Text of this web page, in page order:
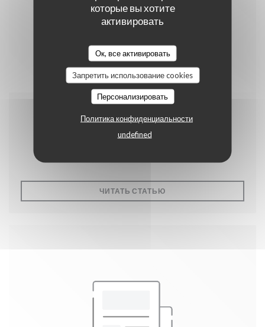
которые вы хотите
активировать
Ок, все активировать
Запретить использование cookies
Персонализировать
Политика конфиденциальности
undefined
22/07/2017
Nos avis TripAdvisor !
ЧИТАТЬ СТАТЬЮ((ОТКРЫВАЕТСЯ В